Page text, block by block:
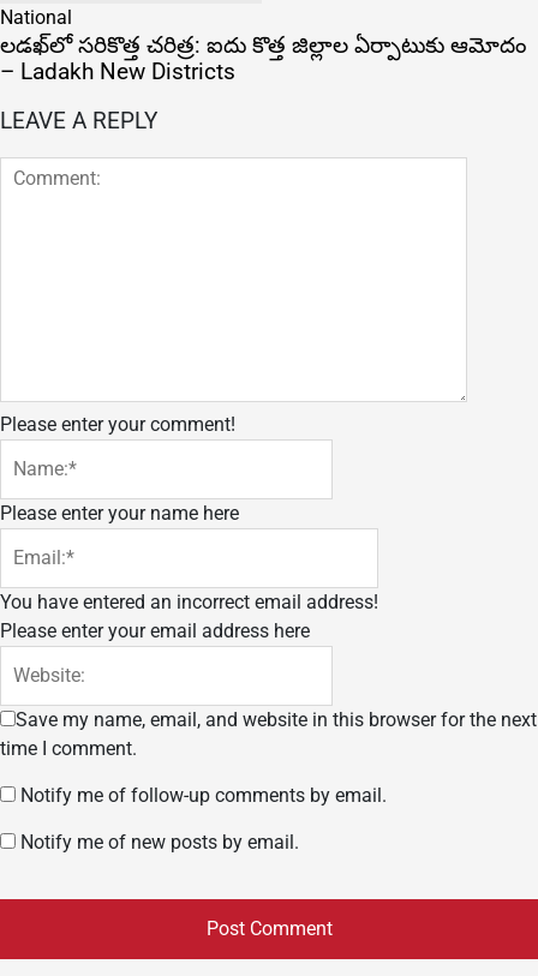
National
లడఖ్‌లో సరికొత్త చరిత్ర: ఐదు కొత్త జిల్లాల ఏర్పాటుకు ఆమోదం
– Ladakh New Districts
LEAVE A REPLY
Please enter your comment!
Please enter your name here
You have entered an incorrect email address!
Please enter your email address here
Save my name, email, and website in this browser for the next
time I comment.
Notify me of follow-up comments by email.
Notify me of new posts by email.